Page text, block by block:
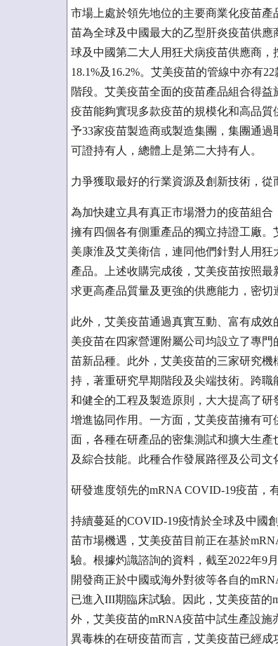
市場上處於領先地位的主要商業化疫苗
苗為全球及中國最大的乙型肝炎疫苗供應
球及中國第二大人用狂犬病疫苗供應商
18.1%及16.2%。艾美疫苗的管線中亦有
階段。艾美疫苗全面的疫苗產品組合得
疫苗能夠實現多款疫苗的規模化和高品質
予33家疫苗製造商或製造集團，集團通
可證持有人，總體上是第二大持有人。
力爭獲取最好的行業資源及創新技術，從
為加快建立具有真正市場潛力的疫苗組
擁有四個各有側重產品的獨立持證工廠。
美康淮及艾美衛信，連同他們針對人用
產品。上述收購完成後，艾美疫苗按照
求更高產品質量及更強的供應能力，密切
此外，艾美疫苗通過真實互動、富有成
美疫苗在四家營運附屬公司均設立了專
苗新品種。此外，艾美疫苗的三家研究
持，著重研究早期階段及尖端技術。跨
和健全的工程及製造原則，大大提高了
增進協同作用。一方面，艾美疫苗擁有
面，各種在研產品的密集測試和擴大生
及綜合技能。此種合作發展路徑及公司文
研發進度領先的mRNA COVID-19疫苗，
持續蔓延的COVID-19疫情於全球及中國
苗市場機遇，艾美疫苗目前正在基於
驗。根據灼識諮詢的資料，截至2022年9
開發商正於中國或海外對彼等各自的
已進入III期臨床試驗。因此，艾美疫苗
外，艾美疫苗的mRNA疫苗中試生產設
異毒株的在研疫苗而言，艾美疫苗已經